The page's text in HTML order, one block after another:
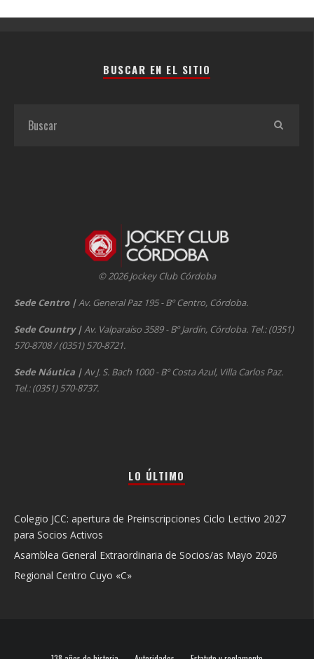
BUSCAR EN EL SITIO
© 2026 Jockey Club Córdoba
Sede Centro |Av. General Paz 195 - Bº Centro, Córdoba.
Sede Country |Av. Valparaíso 3589 - Bº Jardín, Córdoba. Tel.: (0351)
570-8708 / (0351) 570-8721.
Sede Náutica |Av J. S. Bach 1000 - Bº Costa Azul, Villa Carlos Paz.
Tel.: (0351) 570-8737.
LO ÚLTIMO
Colegio JCC: apertura de Preinscripciones Ciclo Lectivo 2027
para Socios Activos
Asamblea General Extraordinaria de Socios/as Mayo 2026
Regional Centro Cuyo «C»